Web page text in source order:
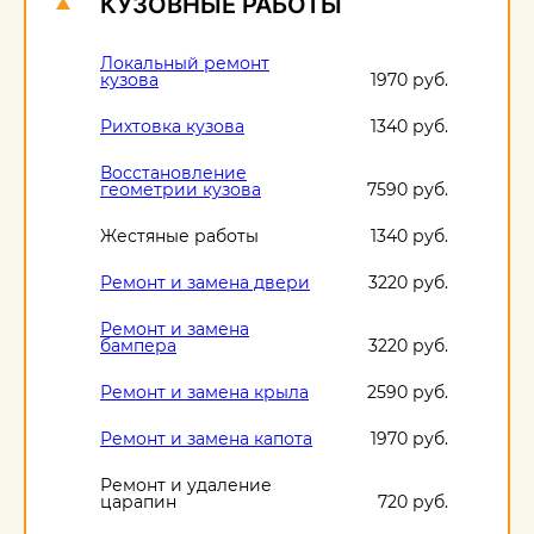
Локальный ремонт
кузова 1970 руб.
Рихтовка кузова 1340 руб.
Восстановление
геометрии кузова 7590 руб.
Жестяные работы 1340 руб.
Ремонт и замена двери 3220 руб.
Ремонт и замена
бампера 3220 руб.
Ремонт и замена крыла 2590 руб.
Ремонт и замена капота 1970 руб.
Ремонт и удаление
царапин 720 руб.